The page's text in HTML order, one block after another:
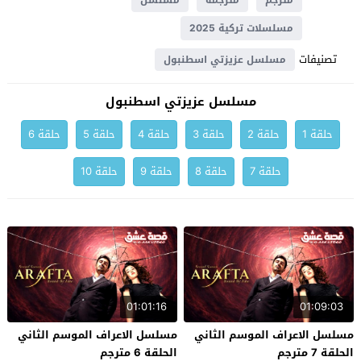
مسلسلات تركية 2025
تصنيفات مسلسل عزيزتي اسطنبول
مسلسل عزيزتي اسطنبول
حلقة 1 حلقة 2 حلقة 3 حلقة 4 حلقة 5
حلقة 6
حلقة 7
حلقة 8 حلقة 9 حلقة 10
01:09:03
مسلسل الاعراف الموسم الثاني
الحلقة 7 مترجم
01:01:16
مسلسل الاعراف الموسم الثاني
الحلقة 6 مترجم